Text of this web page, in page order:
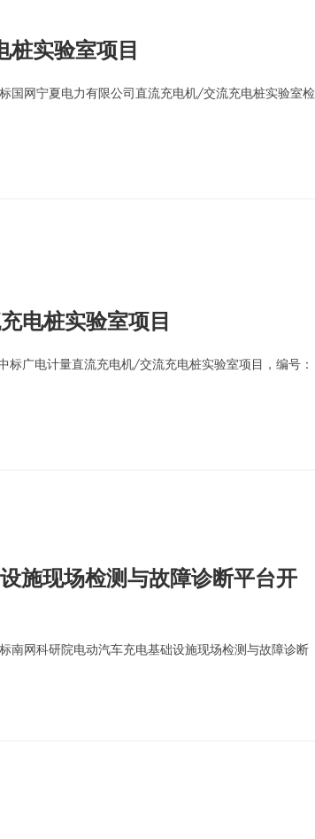
桩实验室项目
国网宁夏电力有限公司直流充电机/交流充电桩实验室检
电桩实验室项目
广电计量直流充电机/交流充电桩实验室项目，编号：
施现场检测与故障诊断平台开
南网科研院电动汽车充电基础设施现场检测与故障诊断